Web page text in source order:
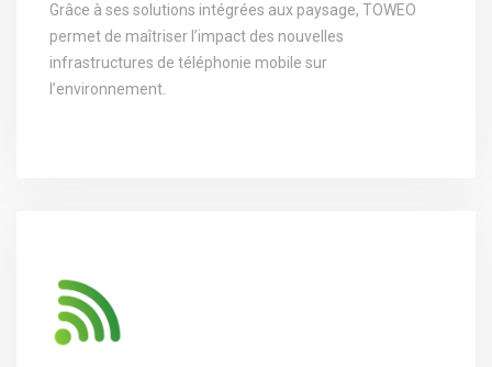
Grâce à ses solutions intégrées aux paysage, TOWEO
permet de maîtriser l’impact des nouvelles
infrastructures de téléphonie mobile sur
l’environnement.